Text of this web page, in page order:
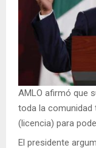
AMLO afirmó que
toda la comunidad
(licencia) para
El presidente